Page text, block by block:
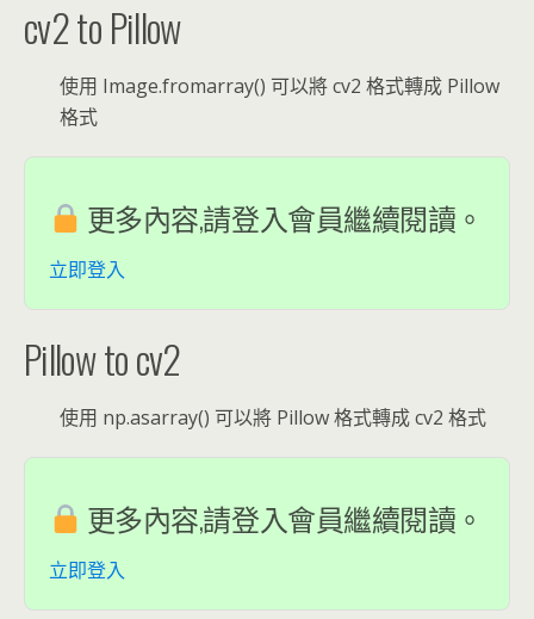
cv2 to Pillow
使用 Image.fromarray() 可以將 cv2 格式轉成 Pillow
格式
更多內容,請登入會員繼續閱讀。
立即登入
Pillow to cv2
使用 np.asarray() 可以將 Pillow 格式轉成 cv2 格式
更多內容,請登入會員繼續閱讀。
立即登入